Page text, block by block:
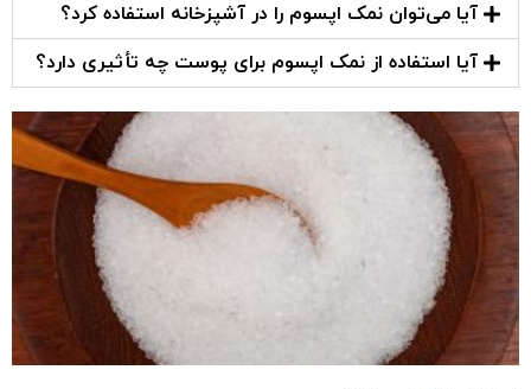
آیا می‌توان نمک اپسوم را در آشپزخانه استفاده کرد؟
آیا استفاده از نمک اپسوم برای پوست چه تأثیری دارد؟